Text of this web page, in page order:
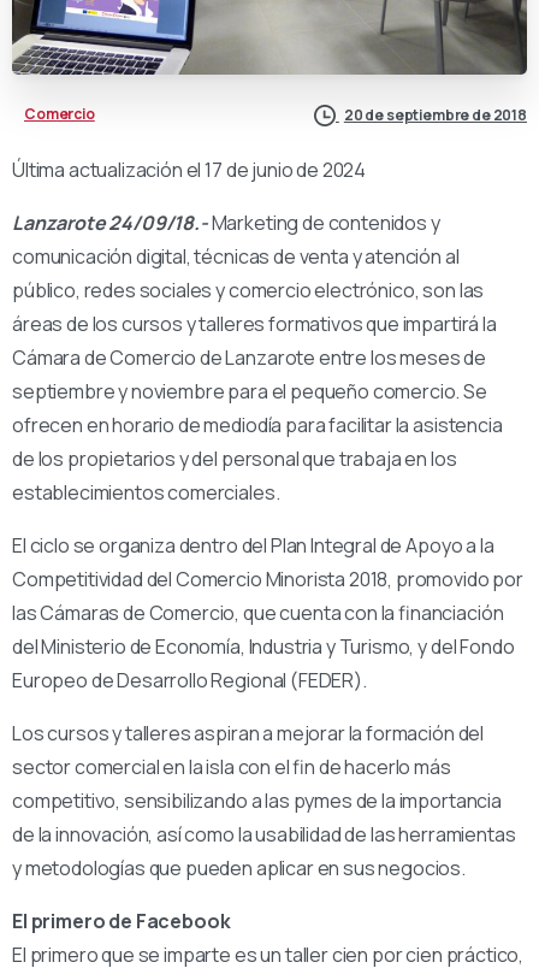
Comercio 20 de septiembre de 2018
Última actualización el 17 de junio de 2024
Lanzarote 24/09/18.-Marketing de contenidos y
comunicación digital, técnicas de venta y atención al
público, redes sociales y comercio electrónico, son las
áreas de los cursos y talleres formativos que impartirá la
Cámara de Comercio de Lanzarote entre los meses de
septiembre y noviembre para el pequeño comercio. Se
ofrecen en horario de mediodía para facilitar la asistencia
de los propietarios y del personal que trabaja en los
establecimientos comerciales.
El ciclo se organiza dentro del Plan Integral de Apoyo a la
Competitividad del Comercio Minorista 2018, promovido por
las Cámaras de Comercio, que cuenta con la financiación
del Ministerio de Economía, Industria y Turismo, y del Fondo
Europeo de Desarrollo Regional (FEDER).
Los cursos y talleres aspiran a mejorar la formación del
sector comercial en la isla con el fin de hacerlo más
competitivo, sensibilizando a las pymes de la importancia
de la innovación, así como la usabilidad de las herramientas
y metodologías que pueden aplicar en sus negocios.
El primero de Facebook
El primero que se imparte es un taller cien por cien práctico,